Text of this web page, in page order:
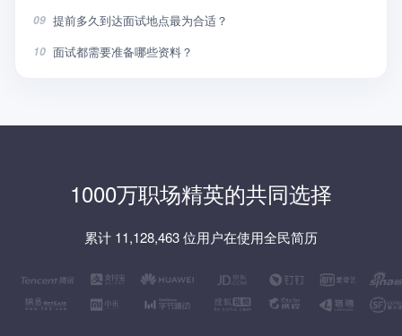
09 提前多久到达面试地点最为合适？
10 面试都需要准备哪些资料？
1000万职场精英的共同选择
累计 11,128,463 位用户在使用全民简历